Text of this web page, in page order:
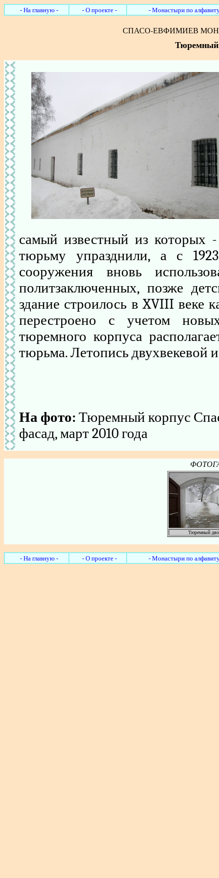
- На главную - - О проекте - - Монастыри по
СПАСО-ЕВФИМИЕВ
Тюремный
самый известный из которых
тюрьму упразднили, а с
сооружения вновь
политзаключенных, позже
здание строилось в XVIII веке
перестроено с учетом
тюремного корпуса
тюрьма. Летопись двухвекевой
На фото: Тюремный корпус
фасад, март 2010 года
Тюремный
- На главную - - О проекте - - Монастыри по